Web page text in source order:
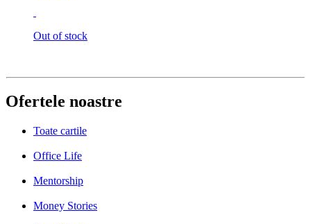
Out of stock
Ofertele noastre
Toate cartile
Office Life
Mentorship
Money Stories